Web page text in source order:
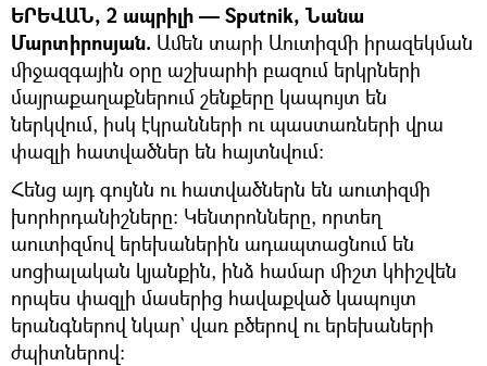
ԵՐԵՎԱՆ, 2 ապրիլի — Sputnik, Նանա
Մարտիրոսյան. Ամեն տարի Աուտիզմի իրազեկման
միջազգային օրը աշխարհի բազում երկրների
մայրաքաղաքներում շենքերը կապույտ են
ներկվում, իսկ էկրանների ու պաստառների վրա
փազլի հատվածներ են հայտնվում։
Հենց այդ գույնն ու հատվածներն են աուտիզմի
խորհրդանիշները։ Կենտրոնները, որտեղ
աուտիզմով երեխաներին ադապտացնում են
սոցիալական կյանքին, ինձ համար միշտ կհիշվեն
որպես փազլի մասերից հավաքված կապույտ
երանգներով նկար` վառ բծերով ու երեխաների
ժպիտներով։